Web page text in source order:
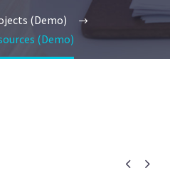
(Demo)
(Demo)
 